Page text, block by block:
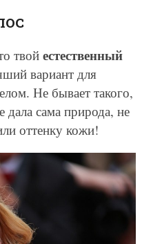
твой естественный
вариант для
Не бывает такого,
дала сама природа, не
оттенку кожи!